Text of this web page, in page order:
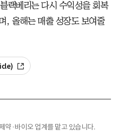
랙베리는 다시 수익성을 회복
, 올해는 매출 성장도 보여줄
약·바이오 업계를 맡고 있습니다.